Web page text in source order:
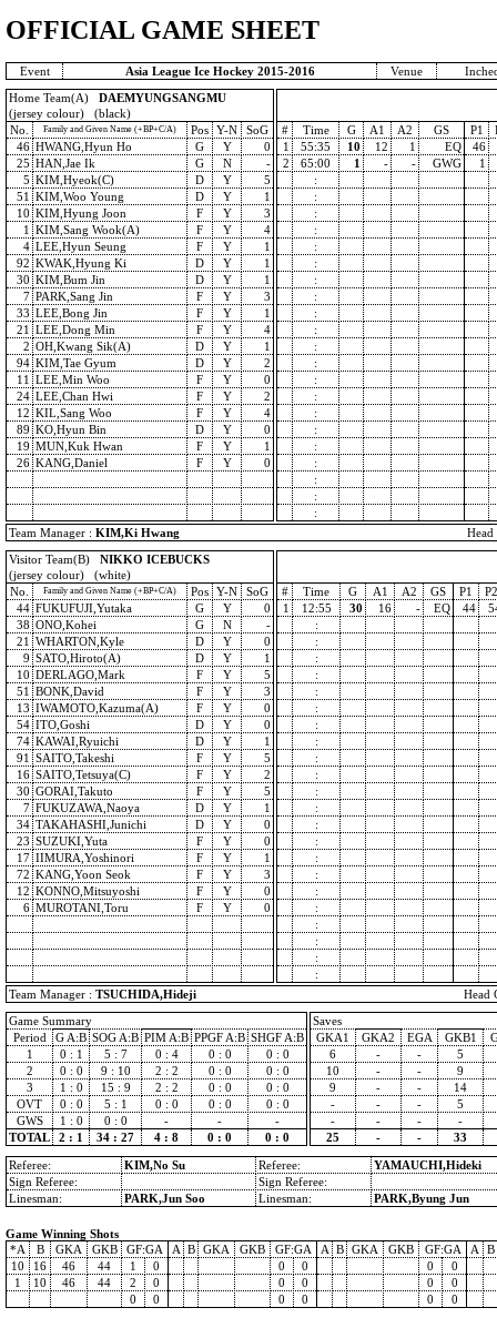
OFFICIAL GAME SHEET
Event Asia League Ice Hockey 2015-2016 Venue
Home Team(A) DAEMYUNGSANGMU
(jersey colour) (black)
No.
Family and Given Name (+BP+C/A) Pos Y-N
SoG
46 HWANG,Hyun Ho G Y
0
25 HAN,Jae Ik G N
-
5 KIM,Hyeok(C) D Y
5
51 KIM,Woo Young D Y
1
10 KIM,Hyung Joon F Y
3
1 KIM,Sang Wook(A) F Y
4
4 LEE,Hyun Seung F Y
1
92 KWAK,Hyung Ki D Y
1
30 KIM,Bum Jin D Y
1
7 PARK,Sang Jin F Y
3
33 LEE,Bong Jin F Y
1
21 LEE,Dong Min F Y
4
2 OH,Kwang Sik(A) D Y
1
94 KIM,Tae Gyum D Y
2
11 LEE,Min Woo F Y
0
24 LEE,Chan Hwi F Y
2
12 KIL,Sang Woo F Y
4
89 KO,Hyun Bin D Y
0
19 MUN,Kuk Hwan F Y
1
26 KANG,Daniel F Y 0
# Time G A1 A2 GS P1
1
55:35 10 12 1 EQ
46
2
65:00 1 - - GWG
1
:
:
:
:
:
:
:
:
:
:
:
:
:
:
:
:
:
:
:
:
:
Team Manager : KIM,Ki Hwang
Visitor Team(B) NIKKO ICEBUCKS
(jersey colour) (white)
No.
Family and Given Name (+BP+C/A) Pos Y-N
SoG
44 FUKUFUJI,Yutaka G Y
0
38 ONO,Kohei G N
-
21 WHARTON,Kyle D Y
0
9 SATO,Hiroto(A) D Y
1
10 DERLAGO,Mark F Y
5
51 BONK,David F Y
3
13 IWAMOTO,Kazuma(A) F Y
0
54 ITO,Goshi D Y
0
74 KAWAI,Ryuichi D Y
1
91 SAITO,Takeshi F Y
5
16 SAITO,Tetsuya(C) F Y
2
30 GORAI,Takuto F Y
5
7 FUKUZAWA,Naoya D Y
1
34 TAKAHASHI,Junichi D Y
0
23 SUZUKI,Yuta F Y
0
17 IIMURA,Yoshinori F Y
1
72 KANG,Yoon Seok F Y
3
12 KONNO,Mitsuyoshi F Y
0
6 MUROTANI,Toru F Y 0
# Time G A1 A2 GS P1
P2
1
12:55 30 16 - EQ 44
:
:
:
:
:
:
:
:
:
:
:
:
:
:
:
:
:
:
:
:
:
:
Team Manager : TSUCHIDA,Hideji
Head
Game Summary
Period
G A:B SOG A:B PIM A:B PPGF A:B SHGF A:B
1
0 : 1 5 : 7 0 : 4 0 : 0
0 : 0
2
0 : 0 9 : 10 2 : 2 0 : 0
0 : 0
3
1 : 0 15 : 9 2 : 2 0 : 0
0 : 0
OVT
0 : 0 5 : 1 0 : 0 0 : 0
0 : 0
GWS
1 : 0 0 : 0 - -
-
TOTAL
2 : 1 34 : 27 4 : 8 0 : 0 0 : 0
Saves
GKA1
GKA2 EGA GKB1
6
- -
5
10
- -
9
9
- -
14
-
- -
5
-
- -
-
25
- - 33
Referee: KIM,No Su Referee:
YAMAUCHI,Hideki
Sign Referee:
Sign Referee:
Linesman:
PARK,Jun Soo Linesman: PARK,Byung Jun
Game Winning Shots
*A
B GKA GKB GF:GA A B GKA GKB GF:GA A B GKA GKB GF:GA A
B
10
16 46 44 1 0 0 0 0
0
1
10 46 44 2 0 0 0 0
0
0
0 0 0 0 0